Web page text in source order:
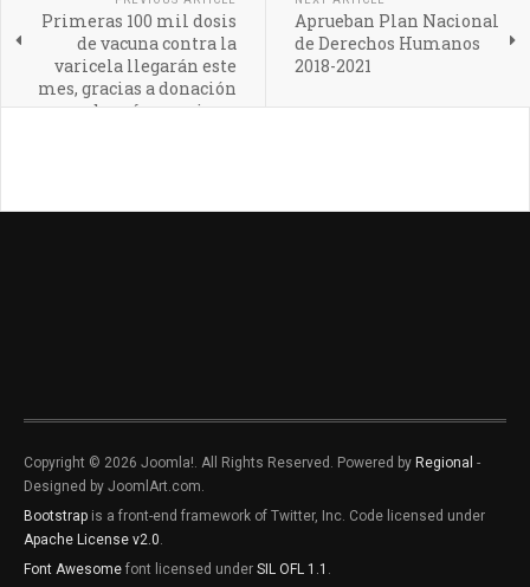
Primeras 100 mil dosis
de vacuna contra la
varicela llegarán este
mes, gracias a donación
de países vecinos,
Aprueban Plan Nacional
de Derechos Humanos
2018-2021
Copyright © 2026 Joomla!. All Rights Reserved. Powered by Regional -
Designed by JoomlArt.com.
Bootstrap is a front-end framework of Twitter, Inc. Code licensed under
Apache License v2.0.
Font Awesome font licensed under SIL OFL 1.1 .